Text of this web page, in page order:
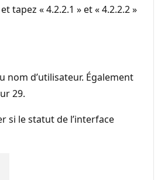
tapez « 4.2.2.1 » et « 4.2.2.2 »
d’utilisateur. Également
29.
si le statut de l’interface